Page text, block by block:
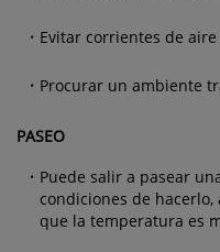
Evitar corrientes de aire
Procurar un ambiente
PASEO
Puede salir a pasear
condiciones de
que la temperatura es